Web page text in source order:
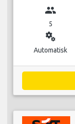
group
5
miscellaneous_services
Automatisk